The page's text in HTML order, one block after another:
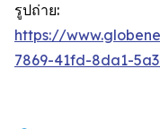
รูปถ่าย:
https://
7869-41fd-8da1-